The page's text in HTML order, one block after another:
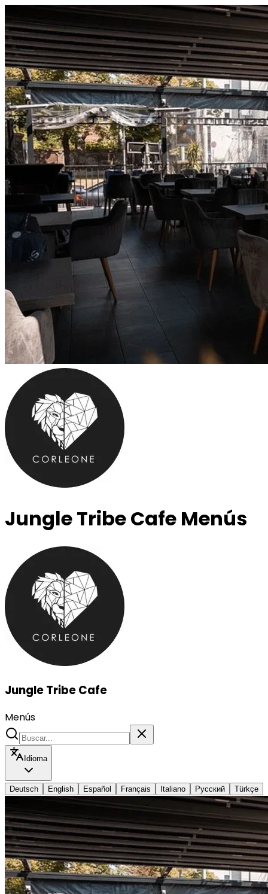
Jungle Tribe Cafe Menús
Jungle Tribe Cafe
Menús
Idioma
Deutsch English Español Français Italiano Русский Türkçe